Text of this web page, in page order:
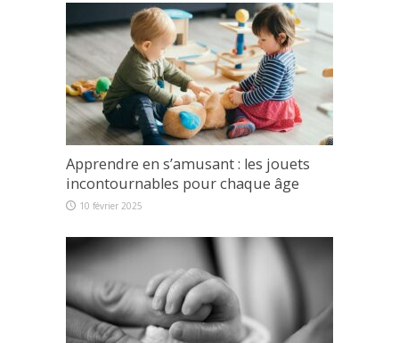
Apprendre en s’amusant : les jouets
incontournables pour chaque âge
10 février 2025